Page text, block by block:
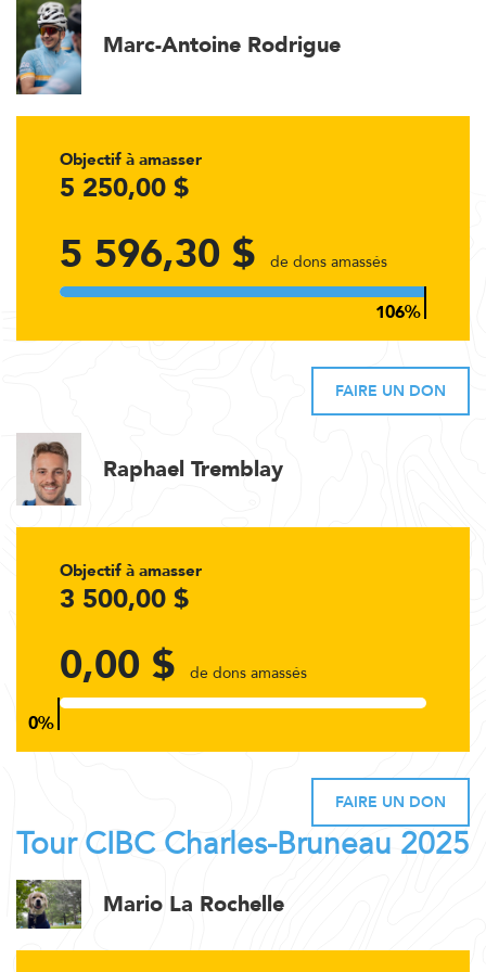
Marc-Antoine Rodrigue
Objectif à amasser
5 250,00 $
5 596,30 $ de dons amassés
FAIRE UN DON
Raphael Tremblay
Objectif à amasser
3 500,00 $
0,00 $ de dons amassés
FAIRE UN DON
Tour CIBC Charles-Bruneau 2025
Mario La Rochelle